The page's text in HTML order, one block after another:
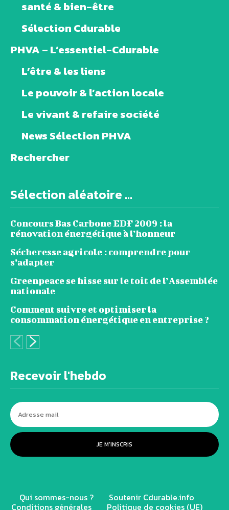
santé & bien-être
Sélection Cdurable
PHVA – L’essentiel-Cdurable
L’être & les liens
Le pouvoir & l’action locale
Le vivant & refaire société
News Sélection PHVA
Rechercher
Sélection aléatoire ...
Concours Bas Carbone EDF 2009 : la
rénovation énergétique à l’honneur
Sécheresse agricole : comprendre pour
s’adapter
Greenpeace se hisse sur le toit de l’Assemblée
nationale
Comment suivre et optimiser la
consommation énergétique en entreprise ?
Recevoir l'hebdo
JE M'INSCRIS
Qui sommes-nous ? Soutenir Cdurable.info
Conditions générales Politique de cookies (UE)